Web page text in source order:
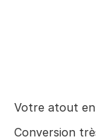
Votre atout
Conversion